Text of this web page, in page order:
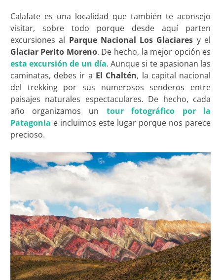
Calafate es una localidad que también te aconsejo
visitar, sobre todo porque desde aquí parten
excursiones al Parque Nacional Los Glaciares y el
Glaciar Perito Moreno. De hecho, la mejor opción es
esta excursión de un día. Aunque si te apasionan las
caminatas, debes ir a El Chaltén, la capital nacional
del trekking por sus numerosos senderos entre
paisajes naturales espectaculares. De hecho, cada
año organizamos un tour fotográfico por la
Patagonia e incluimos este lugar porque nos parece
precioso.